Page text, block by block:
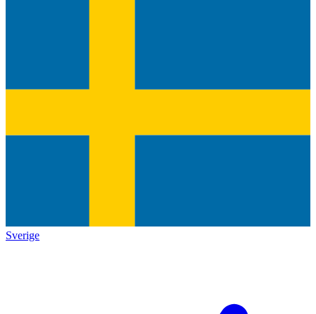
Sverige